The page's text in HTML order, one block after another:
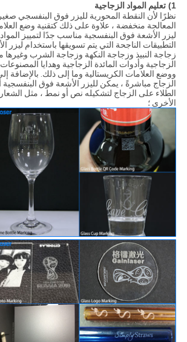
1)
تعليم المواد الزجاجية
نظرًا لأن النقطة المحورية لليزر فوق البنفسجي
المعالجة منخفضة ، علاوة على ذلك كتقنية وضع
ليزر الأشعة فوق البنفسجية مناسب جدًا لتمييز
التطبيقات الناجحة التي يتم تسويقها باستخدام ليزر
زجاجة النبيذ وزجاجة النكهة وزجاجة الشرب
الزجاجية وأدوات المائدة الزجاجية وهدايا المصنوعات
ووضع العلامات الكريستالية وما إلى ذلك. بالإضافة
الزجاج مباشرةً ، يمكن لليزر الأشعة فوق البنفسجية
الطلاء على الزجاج لتشكيله نص أو نمط ، مثل الشعار
الأخرى ؛